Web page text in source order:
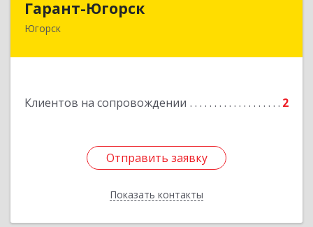
Гарант-Югорск
Югорск
Клиентов на сопровождении 2
Отправить заявку
Показать контакты
628260, Ханты-Мансийский Автономный округ
Отправить заявку
Назад